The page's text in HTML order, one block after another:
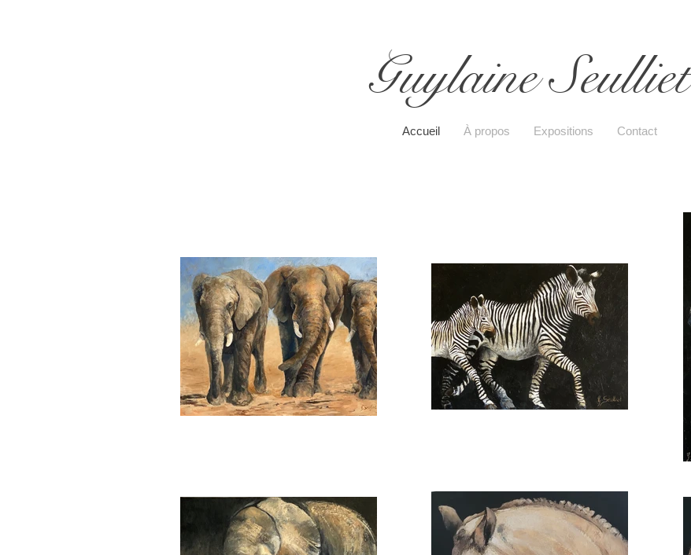
Guylaine Seulliet
Accueil À propos Expositions Contact